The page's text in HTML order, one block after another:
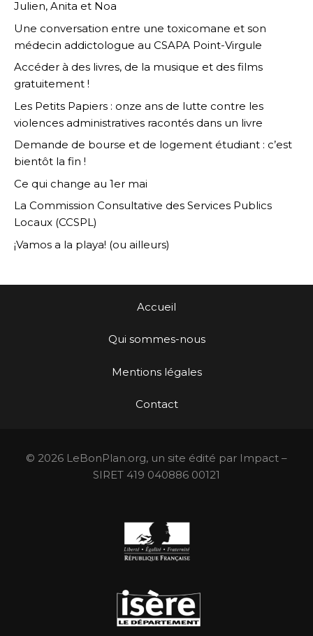
Julien, Anita et Noa
Une conversation entre une toxicomane et son
médecin addictologue au CSAPA Point-Virgule
Accéder à des livres, de la musique et des films
gratuitement !
Les Petits Papiers : onze ans de lutte contre les
violences administratives racontés dans un livre
Demande de bourse et de logement étudiant : c’est
bientôt la fin !
Ce qui change au 1er mai
La Commission Consultative des Services Publics
Locaux (CCSPL)
¡Vamos a la playa! (ou ailleurs)
Accueil
Qui sommes-nous
Mentions légales
Contact
© 2026 LeBonPlan.org, un site édité par Impact –
SIRET 419 040886 00121